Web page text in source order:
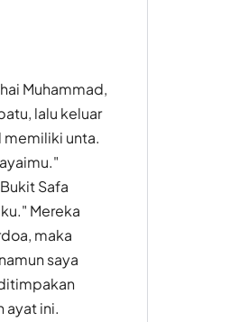
Muhammad,
lalu keluar
memiliki unta.
Safa
Mereka
maka
saya
ayat ini.